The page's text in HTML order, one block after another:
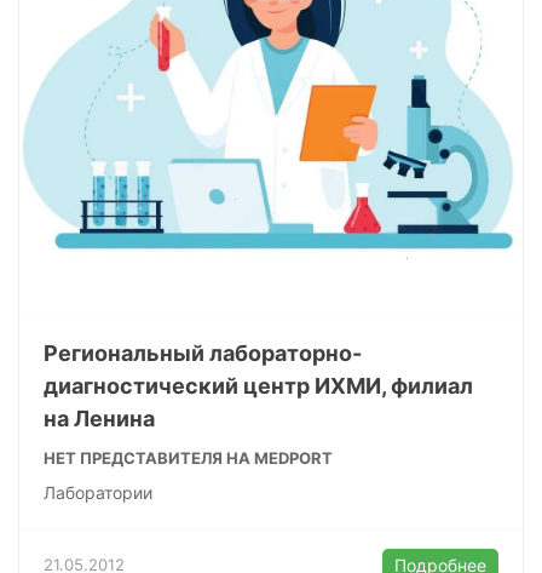
Региональный лабораторно-
диагностический центр ИХМИ, филиал
на Ленина
НЕТ ПРЕДСТАВИТЕЛЯ НА MEDPORT
Лаборатории
21.05.2012 Подробнее